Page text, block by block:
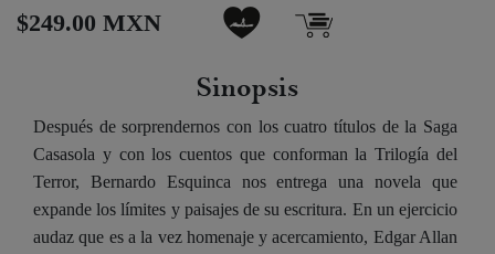
$249.00 MXN
Sinopsis
Después de sorprendernos con los cuatro títulos de la Saga
Casasola y con los cuentos que conforman la Trilogía del
Terror, Bernardo Esquinca nos entrega una novela que
expande los límites y paisajes de su escritura. En un ejercicio
audaz que es a la vez homenaje y acercamiento, Edgar Allan